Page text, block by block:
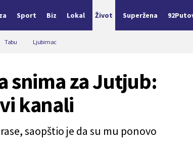
Sport Biz Lokal Život Superžena
Tabu Ljubimac
snima za Jutjub:
kanali
saopštio je da su mu ponovo